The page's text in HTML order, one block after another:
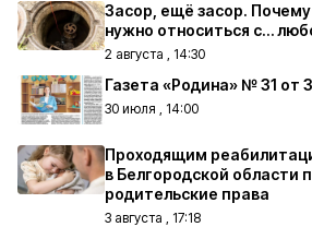
Засор, ещё засор. Почему
нужно относиться с…
2 августа , 14:30
Газета «Родина» № 31 от
30 июля , 14:00
Проходящим
в Белгородской области
родительские права
3 августа , 17:18